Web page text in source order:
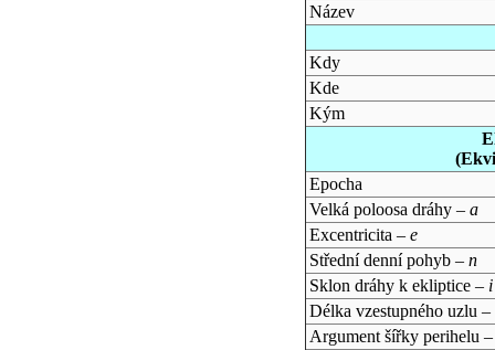
Název
Kdy
Kde
Kým
Epocha
Velká poloosa dráhy – a
Excentricita – e
Střední denní pohyb – n
Sklon dráhy k ekliptice – i
Délka vzestupného uzlu –
Argument šířky perihelu